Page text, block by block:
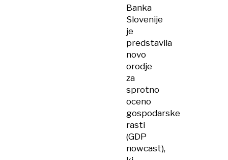
Banka
Slovenije
je
predstavila
novo
orodje
za
sprotno
oceno
gospodarske
rasti
(GDP
nowcast),